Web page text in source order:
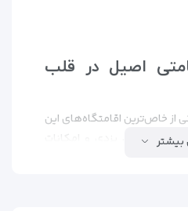
اصیل در قلب
از خاص‌ترین اقامتگاه‌های این
سنتی یزدی و امکانات